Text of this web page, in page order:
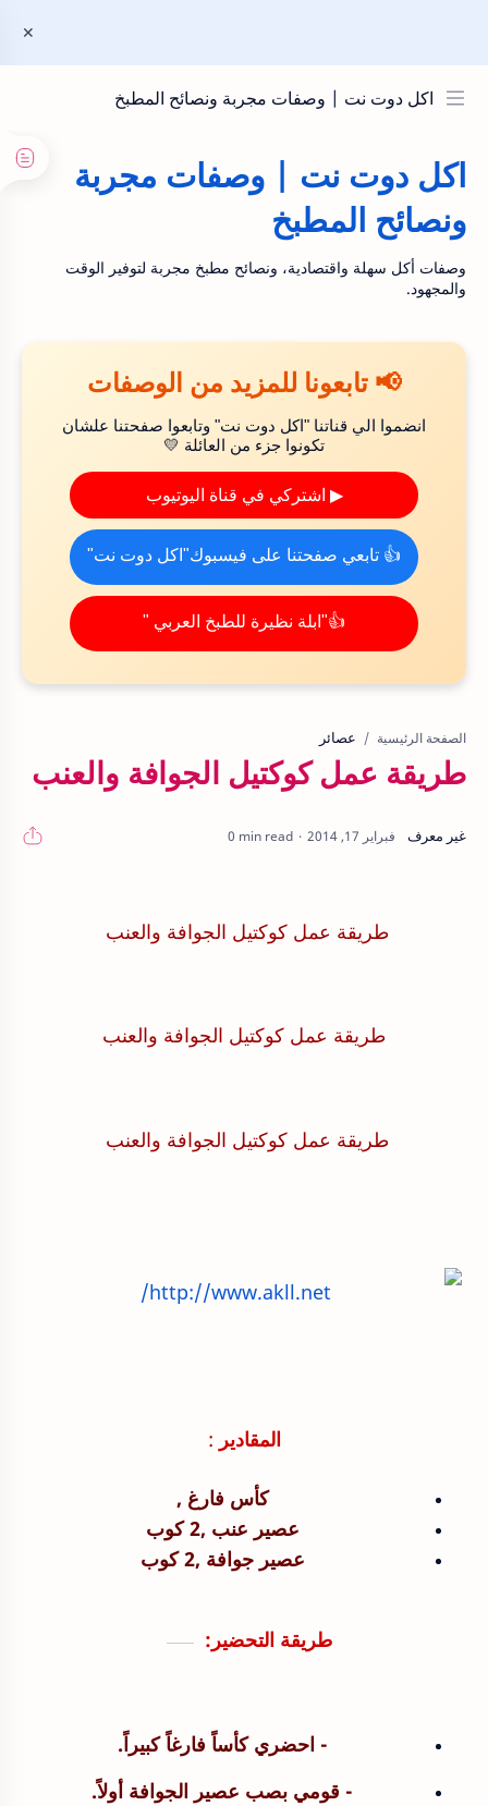
اكل دوت نت | وصفات مجربة ونصائح المطبخ
اكل دوت نت | وصفات مجربة
ونصائح المطبخ
وصفات أكل سهلة واقتصادية، ونصائح مطبخ مجربة لتوفير الوقت
والمجهود.
📢 تابعونا للمزيد من الوصفات
انضموا الي قناتنا "اكل دوت نت" وتابعوا صفحتنا علشان
تكونوا جزء من العائلة 💛
▶ اشتركي في قناة اليوتيوب
👍 تابعي صفحتنا على فيسبوك"اكل دوت نت"
👍"ابلة نظيرة للطبخ العربي "
الصفحة الرئيسية عصائر
طريقة عمل كوكتيل الجوافة والعنب
0 min read
طريقة عمل كوكتيل الجوافة والعنب
طريقة عمل كوكتيل الجوافة والعنب
طريقة عمل كوكتيل الجوافة والعنب
المقادير :
كأس فارغ ,
عصير عنب ,2 كوب
عصير جوافة ,2 كوب
طريقة التحضير:
- احضري كأساً فارغاً كبيراً.
- قومي بصب عصير الجوافة أولاً.